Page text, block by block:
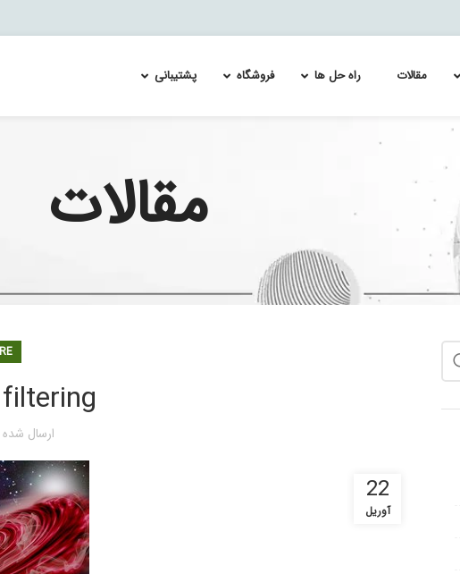
لایسنس سوئیچ سیسکو catalyst 6500
لایسنس سوئیچ سیسکو catalyst 9100
لایسنس سوئیچ سیسکو catalyst 9200
لایسنس سوئیچ سیسکو catalyst 9300
لایسنس سوئیچ سیسکو MDS 9700
لایسنس سویچ سیسکو MDS 9100
لایسنس سویچ سیسکو MDS 9200
مقالات راه حل ها
Re-Image and Update the Cisco FirePOWER Services Module
Splunk Enterprise Security & User Behavior Analytics
معماری اسپلانک
فروشگاه پشتیبانی
مقالات
ارسال
22
آوریل